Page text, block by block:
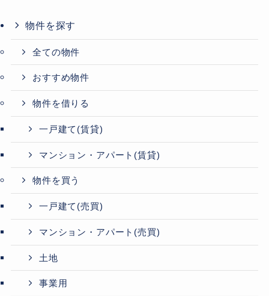
物件を探す
全ての物件
おすすめ物件
物件を借りる
一戸建て(賃貸)
マンション・アパート(賃貸)
物件を買う
一戸建て(売買)
マンション・アパート(売買)
土地
事業用